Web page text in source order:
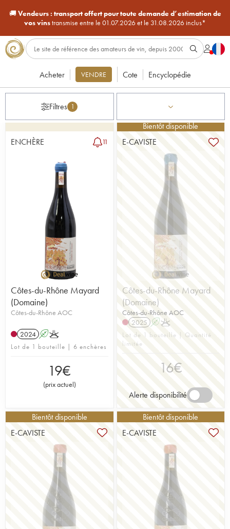
🚚Vendeurs : transport offert pour toute demande d’estimation de
vos vinstransmise entre le 01.07.2026 et le 31.08.2026 inclus*
Acheter VENDRE Cote Encyclopédie
Filtres 1
ENCHÈRE 11
Côtes-du-Rhône Mayard
(Domaine)
Côtes-du-Rhône AOC
2024 AK
Lot de 1 bouteille | 6 enchères
19€
(prix actuel)
Bientôt disponible
E-CAVISTE
Côtes-du-Rhône Mayard
(Domaine)
Côtes-du-Rhône AOC
2025 AK
Lot de 1 bouteille | Quantité
limitée
16€
Alerte disponibilité
Bientôt disponible
E-CAVISTE
Bientôt disponible
E-CAVISTE